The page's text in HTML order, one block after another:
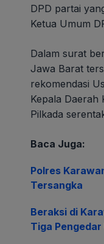
DPD partai
Ketua Umum
Dalam surat
Jawa Barat
rekomendasi
Kepala Daerah
Pilkada
Baca Juga:
Polres
Tersangka
Beraksi di
Tiga Pengedar